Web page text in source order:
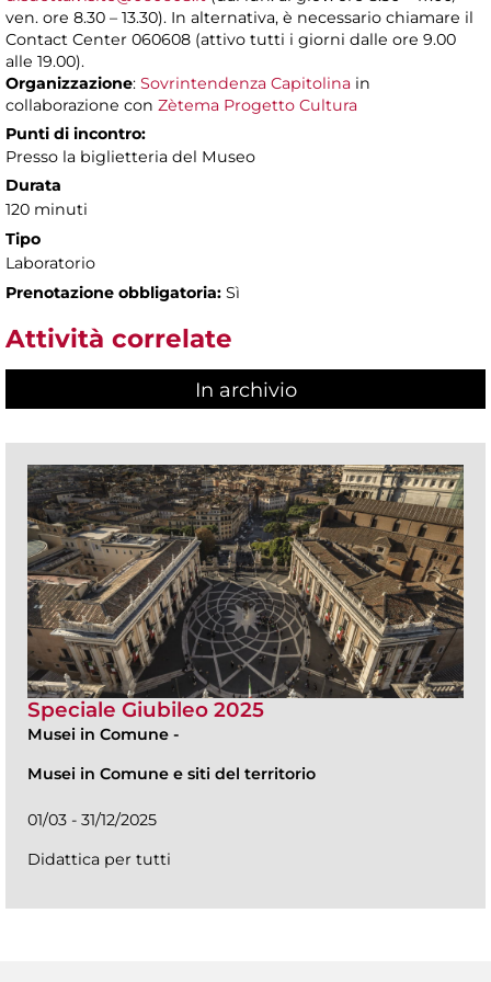
ven. ore 8.30 – 13.30). In alternativa, è necessario chiamare il
Contact Center 060608 (attivo tutti i giorni dalle ore 9.00
alle 19.00).
Organizzazione: Sovrintendenza Capitolina in
collaborazione con Zètema Progetto Cultura
Punti di incontro:
Presso la biglietteria del Museo
Durata
120 minuti
Tipo
Laboratorio
Prenotazione obbligatoria: Sì
Attività correlate
In archivio
Speciale Giubileo 2025
Musei in Comune -
Musei in Comune e siti del territorio
01/03 - 31/12/2025
Didattica per tutti